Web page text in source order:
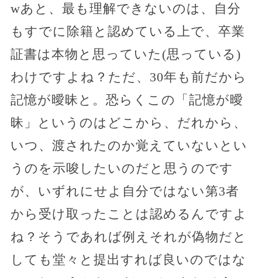
wあと、最も理解できないのは、自分
もすでに除籍と認めている上で、卒業
証書は本物と思っていた(思っている)
わけですよね？ただ、30年も前だから
記憶が曖昧と。恐らくこの「記憶が曖
昧」というのはどこから、だれから、
いつ、渡されたのか覚えていないとい
うのを示唆したいのだと思うのです
が、いずれにせよ自分ではない第3者
から受け取ったことは認めるんですよ
ね？そうであれば例えそれが偽物だと
しても堂々と提出すれば良いのではな